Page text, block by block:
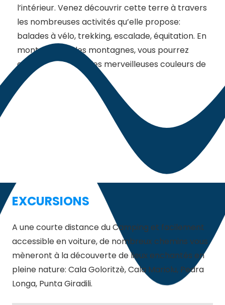
l’intérieur. Venez découvrir cette terre à travers
les nombreuses activités qu’elle propose:
balades à vélo, trekking, escalade, équitation. En
montant dans les montagnes, vous pourrez
admirer la côte et les merveilleuses couleurs de
la mer d’en haut.
EXCURSIONS
A une courte distance du Camping et facilement
accessible en voiture, de nombreux chemins vous
mèneront à la découverte de lieux enchantés en
pleine nature: Cala Goloritzè, Cala Mariolu, Pedra
Longa, Punta Giradili.